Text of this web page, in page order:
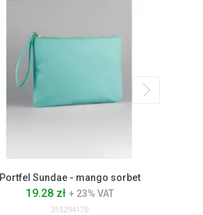
Portfel Sundae - mango sorbet
19.28 zł + 23% VAT
315294170